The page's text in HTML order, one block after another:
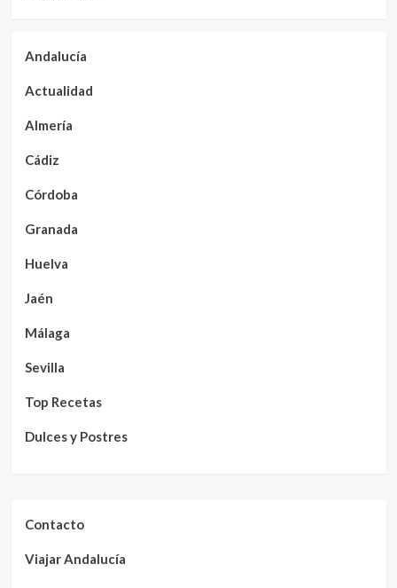
Andalucía
Actualidad
Almería
Cádiz
Córdoba
Granada
Huelva
Jaén
Málaga
Sevilla
Top Recetas
Dulces y Postres
Contacto
Viajar Andalucía